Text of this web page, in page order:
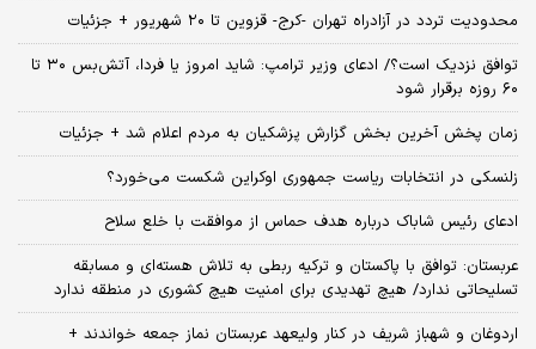
محدودیت تردد در آزادراه تهران -کرج- قزوین تا ۲۰ شهریور + جزئیات
توافق نزدیک است؟/ ادعای وزیر ترامپ: شاید امروز یا فردا، آتش‌بس ۳۰ تا
۶۰ روزه برقرار شود
زمان پخش آخرین بخش گزارش پزشکیان به مردم اعلام شد + جزئیات
زلنسکی در انتخابات ریاست جمهوری اوکراین شکست می‌خورد؟
ادعای رئیس شاباک درباره هدف حماس از موافقت با خلع سلاح
عربستان: توافق با پاکستان و ترکیه ربطی به تلاش هسته‌ای و مسابقه
تسلیحاتی ندارد/ هیچ تهدیدی برای امنیت هیچ کشوری در منطقه ندارد
اردوغان و شهباز شریف در کنار ولیعهد عربستان نماز جمعه خواندند +